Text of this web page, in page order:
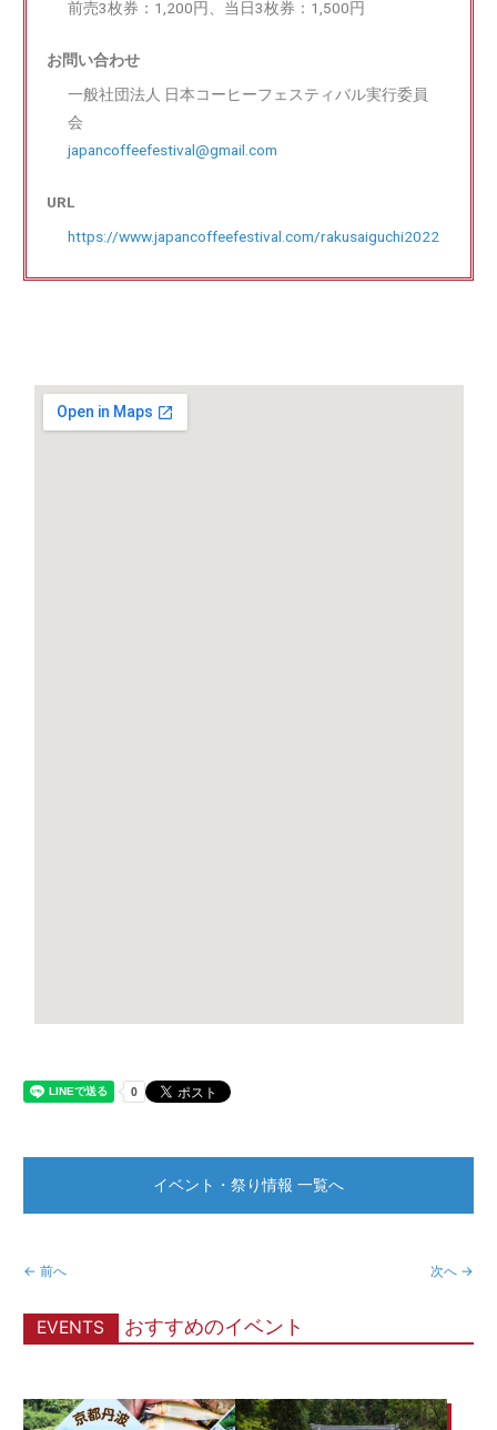
前売3枚券：1,200円、当日3枚券：1,500円
お問い合わせ
一般社団法人 日本コーヒーフェスティバル実行委員
会
japancoffeefestival@gmail.com
URL
https://www.japancoffeefestival.com/rakusaiguchi2022
← 前へ 次へ →
イベント・祭り情報 一覧へ
EVENTS おすすめのイベント